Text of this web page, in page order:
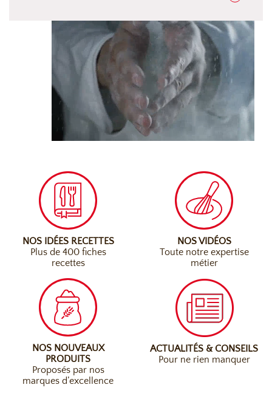
NOS IDÉES RECETTES
Plus de 400 fiches
recettes
NOS VIDÉOS
Toute notre expertise
métier
NOS NOUVEAUX
PRODUITS
Proposés par nos
marques d’excellence
ACTUALITÉS & CONSEILS
Pour ne rien manquer